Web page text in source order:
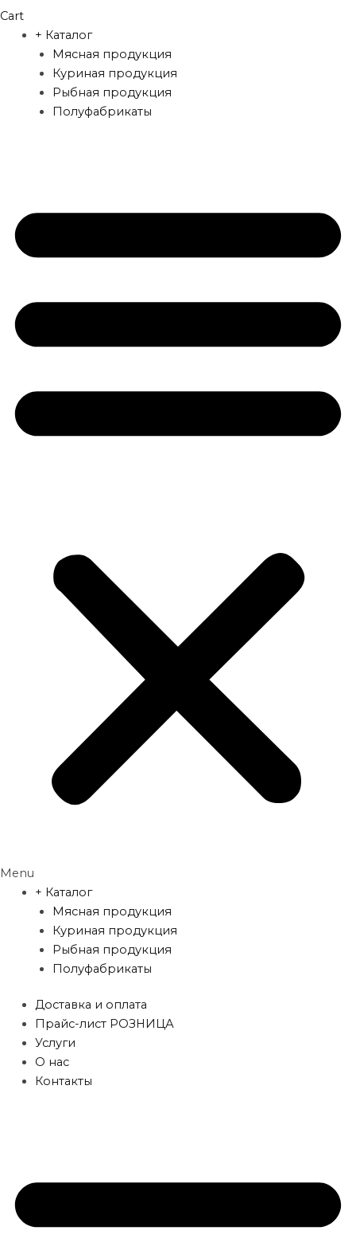
Cart
+ Каталог
Мясная продукция
Куриная продукция
Рыбная продукция
Полуфабрикаты
Menu
+ Каталог
Мясная продукция
Куриная продукция
Рыбная продукция
Полуфабрикаты
Доставка и оплата
Прайс-лист РОЗНИЦА
Услуги
О нас
Контакты